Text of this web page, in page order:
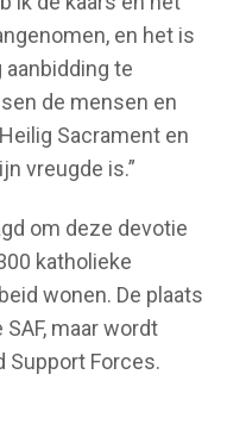
en het is
te
de mensen en
Sacrament en
vreugde is.”
om deze devotie
katholieke
wonen. De plaats
maar wordt
Support Forces.